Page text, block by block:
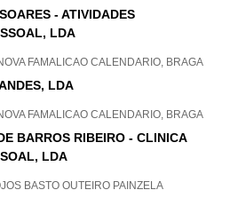
- ATIVIDADES
LDA
FAMALICAO CALENDARIO, BRAGA
LDA
FAMALICAO CALENDARIO, BRAGA
BARROS RIBEIRO - CLINICA
LDA
BASTO OUTEIRO PAINZELA